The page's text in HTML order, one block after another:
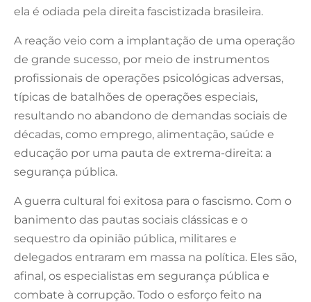
ela é odiada pela direita fascistizada brasileira.
A reação veio com a implantação de uma operação
de grande sucesso, por meio de instrumentos
profissionais de operações psicológicas adversas,
típicas de batalhões de operações especiais,
resultando no abandono de demandas sociais de
décadas, como emprego, alimentação, saúde e
educação por uma pauta de extrema-direita: a
segurança pública.
A guerra cultural foi exitosa para o fascismo. Com o
banimento das pautas sociais clássicas e o
sequestro da opinião pública, militares e
delegados entraram em massa na política. Eles são,
afinal, os especialistas em segurança pública e
combate à corrupção. Todo o esforço feito na